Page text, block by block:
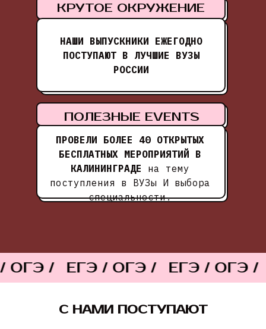
КРУТОЕ ОКРУЖЕНИЕ
ПОЛЕЗНЫЕ EVENTS
ПРОВЕЛИ БОЛЕЕ 40 ОТКРЫТЫХ
БЕСПЛАТНЫХ МЕРОПРИЯТИЙ В
КАЛИНИНГРАДЕ на тему
поступления в ВУЗы И выбора
специальности.
НАШИ ВЫПУСКНИКИ ЕЖЕГОДНО
ПОСТУПАЮТ В ЛУЧШИЕ ВУЗЫ
РОССИИ
/ ЕГЭ / ОГЭ / ЕГЭ / ОГЭ /
С НАМИ ПОСТУПАЮТ